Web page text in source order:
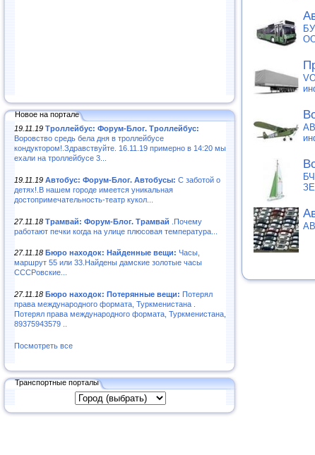
Новое на портале
19.11.19 Троллейбус: Форум-Блог. Троллейбус:
Воровство средь бела дня в троллейбусе
кондуктором!.Здравствуйте. 16.11.19 примерно в 14:20 мы
ехали на троллейбусе 3...
19.11.19 Автобус: Форум-Блог. Автобусы: С заботой о
детях!.В нашем городе имеется уникальная
достопримечательность-театр кукол...
27.11.18 Трамвай: Форум-Блог. Трамвай .Почему
работают печки когда на улице плюсовая температура...
27.11.18 Бюро находок: Найденные вещи: Часы,
маршрут 55 или 33.Найдены дамские золотые часы
СССРовские...
27.11.18 Бюро находок: Потерянные вещи: Потерял
права международного формата, Туркменистана .
Потерял права международного формата, Туркменистана,
89375943579 ..
Посмотреть все
Транспортные порталы